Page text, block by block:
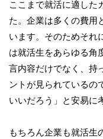
ここまで就活に適した
た。企業は多くの費用
います。そのためそれ
は就活生をあらゆる角
言内容だけでなく、持
ントが見られているの
いいだろう」と安易に
もちろん企業も就活生